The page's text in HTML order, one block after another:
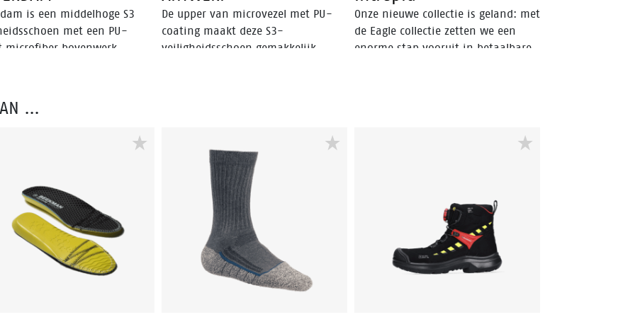
is een middelhoge S3
met een PU-
microfiber bovenwerk
een traditionele nubuck
maar met alle voordelen
en slijtvast bovenwerk.
Eagle zolen met onze Flexline
voor een optimale
en draagervaring.
De upper van microvezel met PU-
coating maakt deze S3-
veiligheidsschoen gemakkelijk
bovenwerk. Gecombineerd met de
betrouwbare PU/PU Eagle zolen met
onze Flexline en Tunnelsystem voor
een optimale veiligheidservaring.
Onze nieuwe collectie is geland: met
de Eagle collectie zetten we een
enorme stap vooruit in betaalbare
collectie biedt verschillende soorten
Easy Rolling System® en het
ingenieuze Tunnelsystem®, evenals
een premium voetbed. Het
bovenwerk is gemaakt van het
beste bovenmateriaal en het
…